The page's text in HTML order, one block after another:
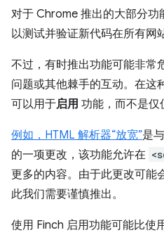
对于 Chrome 推出的大部分
以测试并验证新代码在所有网
不过，有时推出功能可能非常
问题或其他棘手的互动。在这
可以用于启用 功能，而不是仅
例如，HTML 解析器“放宽”是
的一项更改，该功能允许在
更多的内容。由于此更改可能
此我们需要谨慎推出。
使用 Finch 启用功能可能比使